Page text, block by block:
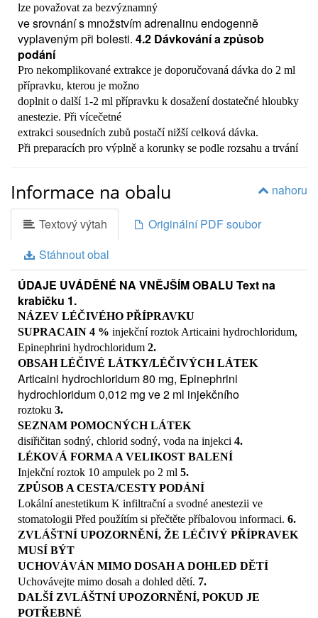
lze považovat za bezvýznamný
ve srovnání s množstvím adrenalinu endogenně
vyplaveným při bolesti. 4.2 Dávkování a způsob
podání
Pro nekomplikované extrakce je doporučovaná dávka do 2 ml
přípravku, kterou je možno
doplnit o další 1-2 ml přípravku k dosažení dostatečné hloubky
anestezie. Při vícečetné
extrakci sousedních zubů postačí nižší celková dávka.
Při preparacích pro výplně a korunky se podle rozsahu a trvání
artikainu/kg t.hm. pacienta, tj.
6-7 ampulek pro dospělého člověka.
V dětské stomatologii u dětí od 4 do 12 let se doporučuje
dávka 1 mg/kg t.hm., maximální
dávka je 5 mg/kg. U dětí je možno upustit od svodné anestezie,
potvrdila se dobrá lokální
účinnost.4.3 Kontraindikace
Hypersenzitivita na léčivou látku nebo na kteroukoli
pomocnou látku nebo na jiná lokální
anestetika amidového typu a adrenalin. Přípravek
obsahuje antioxidační látku disiřičitan
sodný, proto je kontraindikován pro pacienty se známou
přecitlivělostí na sloučeniny síry
(bývá častější u pacientů s bronchiálním astmatem).
Vzhledem k obsahu adrenalinu je přípravek
kontraindikován u paroxyzmální tachykardie,
tachyarytmie, kardiální dekompenzace a glaukomu s
uzavřeným komorovým úhlem. Přípravek se nesmí
podávat intravenózně. S podáváním přípravku u dětí do
4 let nejsou dostatečné zkušenosti.4.4 Zvláštní
upozornění a opatření pro použitíSupracain 4%
nelze aplikovat do zanícené tkáně pro nebezpečí
výrazně urychleného
vstřebávání do krevního oběhu. Před aplikací injekce je
nutné provést aspirační test, aby se
předešlo případnému intravazálnímu podání. Opatrného
podávání Supracainu 4% je třeba u pacientů s deficitem
nahoru
Informace na obalu
Textový výtah
Originální PDF soubor
Stáhnout obal
ÚDAJE UVÁDĚNÉ NA VNĚJŠÍM OBALU Text na
krabičku 1.
NÁZEV LÉČIVÉHO PŘÍPRAVKU
SUPRACAIN 4 % injekční roztok Articaini hydrochloridum,
Epinephrini hydrochloridum 2.
OBSAH LÉČIVÉ LÁTKY/LÉČIVÝCH LÁTEK
Articaini hydrochloridum 80 mg, Epinephrini
hydrochloridum 0,012 mg ve 2 ml injekčního
roztoku 3.
SEZNAM POMOCNÝCH LÁTEK
disiřičitan sodný, chlorid sodný, voda na injekci 4.
LÉKOVÁ FORMA A VELIKOST BALENÍ
Injekční roztok 10 ampulek po 2 ml 5.
ZPŮSOB A CESTA/CESTY PODÁNÍ
Lokální anestetikum K infiltrační a svodné anestezii ve
stomatologii Před použítím si přečtěte příbalovou informaci. 6.
ZVLÁŠTNÍ UPOZORNĚNÍ, ŽE LÉČIVÝ PŘÍPRAVEK
MUSÍ BÝT
UCHOVÁVÁN MIMO DOSAH A DOHLED DĚTÍ
Uchovávejte mimo dosah a dohled dětí. 7.
DALŠÍ ZVLÁŠTNÍ UPOZORNĚNÍ, POKUD JE
POTŘEBNÉ